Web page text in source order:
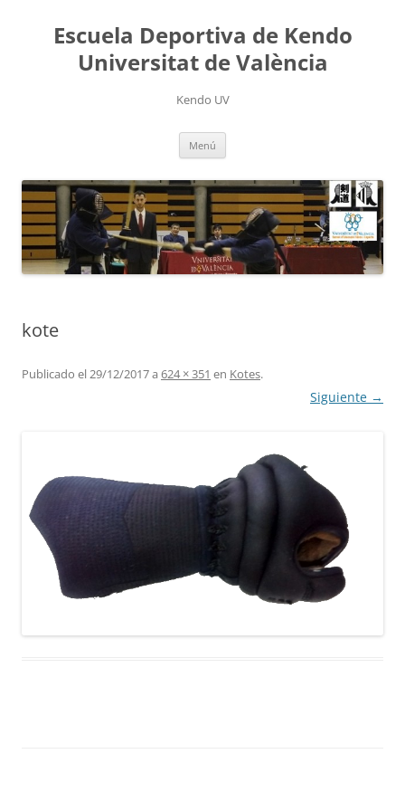
contenidoEscuela Deportiva de Kendo
Universitat de València
Kendo UV
Menú
kote
Publicado el29/12/2017a 624 × 351 en Kotes.
Siguiente →